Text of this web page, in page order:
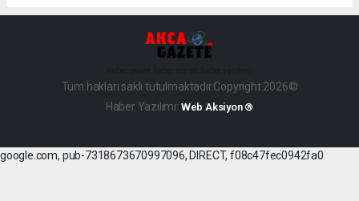
Tüm hakları saklı tutulmaktadır.Copyright 2026©
Haber Yazılımı: Web Aksiyon ®
google.com, pub-7318673670997096, DIRECT, f08c47fec0942fa0